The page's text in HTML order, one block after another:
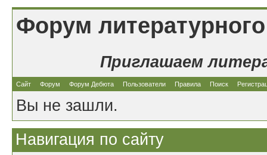
Форум
Приглашаем
Сайт Форум Форум Дебюта Пользователи Правила Поиск
Вы не зашли.
Навигация по сайту